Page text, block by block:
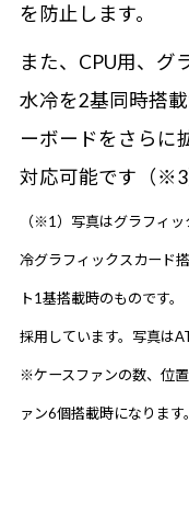
を防止します。
また、CPU用、グ
水冷を2基同時搭
ーボードをさらに
対応可能です（※3
（※1）写真はグラフィ
冷グラフィックスカード
ト1基搭載時のものです
採用しています。写真は
※ケースファンの数、位
ァン6個搭載時になります。